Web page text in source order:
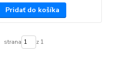
Pridať do košíka
strana z 1